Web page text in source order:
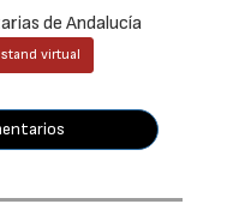
de Andalucía
virtual